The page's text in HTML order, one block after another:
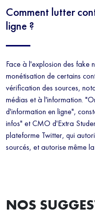
Comment lutter
ligne ?
Face à l'explosion des fake
monétisation de certains
vérification des sources,
médias et à l'information.
d'information en ligne",
infos" et CMO d'Extra
plateforme Twitter, qui
sourcés, et autorise même
NOS